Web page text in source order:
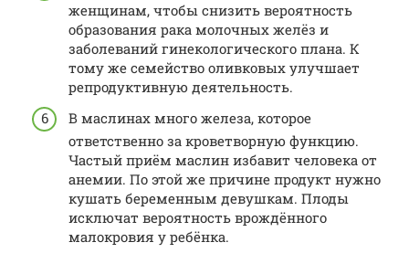
женщинам, чтобы снизить вероятность
образования рака молочных желёз и
заболеваний гинекологического плана. К
тому же семейство оливковых улучшает
репродуктивную деятельность.
В маслинах много железа, которое
ответственно за кроветворную функцию.
Частый приём маслин избавит человека от
анемии. По этой же причине продукт нужно
кушать беременным девушкам. Плоды
исключат вероятность врождённого
малокровия у ребёнка.